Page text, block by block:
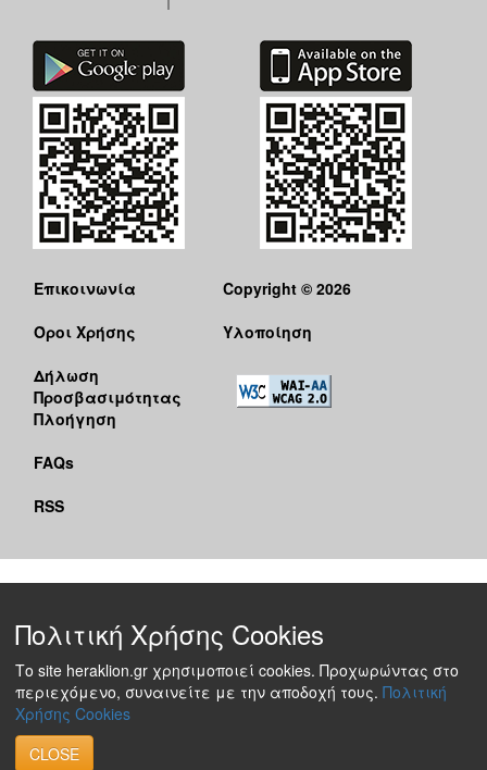
Επικοινωνία
Όροι Χρήσης
Δήλωση
Προσβασιμότητας
Πλοήγηση
FAQs
RSS
Copyright © 2026
Υλοποίηση
Πολιτική Χρήσης Cookies
Το site heraklion.gr χρησιμοποιεί cookies. Προχωρώντας στο
περιεχόμενο, συναινείτε με την αποδοχή τους. Πολιτική
Χρήσης Cookies
CLOSE